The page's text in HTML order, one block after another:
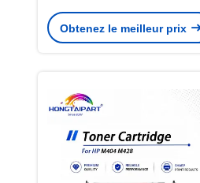
Obtenez le meilleur prix